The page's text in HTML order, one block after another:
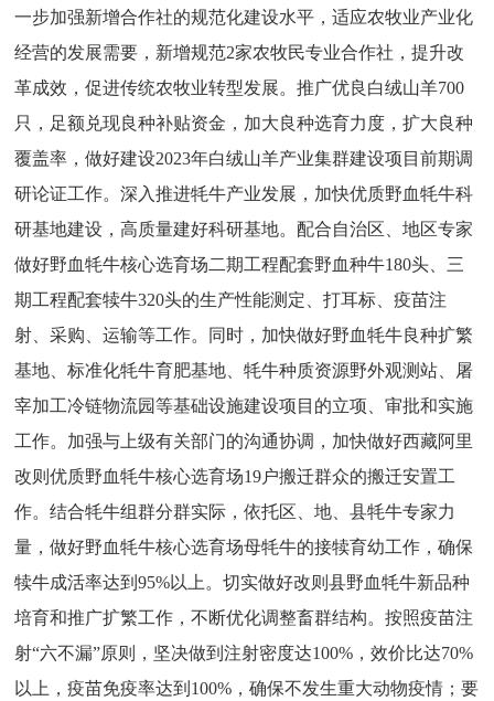
一步加强新增合作社的规范化建设水平，适应农牧业产业化
经营的发展需要，新增规范2家农牧民专业合作社，提升改
革成效，促进传统农牧业转型发展。推广优良白绒山羊700
只，足额兑现良种补贴资金，加大良种选育力度，扩大良种
覆盖率，做好建设2023年白绒山羊产业集群建设项目前期调
研论证工作。深入推进牦牛产业发展，加快优质野血牦牛科
研基地建设，高质量建好科研基地。配合自治区、地区专家
做好野血牦牛核心选育场二期工程配套野血种牛180头、三
期工程配套犊牛320头的生产性能测定、打耳标、疫苗注
射、采购、运输等工作。同时，加快做好野血牦牛良种扩繁
基地、标准化牦牛育肥基地、牦牛种质资源野外观测站、屠
宰加工冷链物流园等基础设施建设项目的立项、审批和实施
工作。加强与上级有关部门的沟通协调，加快做好西藏阿里
改则优质野血牦牛核心选育场19户搬迁群众的搬迁安置工
作。结合牦牛组群分群实际，依托区、地、县牦牛专家力
量，做好野血牦牛核心选育场母牦牛的接犊育幼工作，确保
犊牛成活率达到95%以上。切实做好改则县野血牦牛新品种
培育和推广扩繁工作，不断优化调整畜群结构。按照疫苗注
射“六不漏”原则，坚决做到注射密度达100%，效价比达70%
以上，疫苗免疫率达到100%，确保不发生重大动物疫情；要